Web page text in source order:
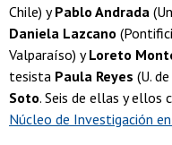
Chile) yPablo Andrada
Daniela Lazcano
Valparaíso) yLoreto
tesista Paula Reyes (U.
Soto. Seis de ellas y ellos
Núcleo de Investigación